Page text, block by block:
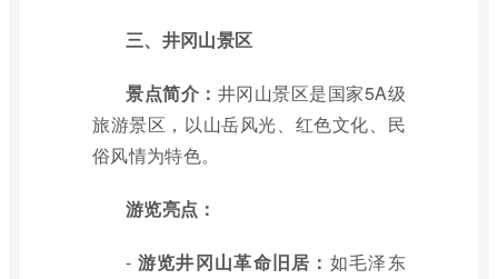
三、井冈山景区
景点简介： 井冈山景区是国家5A级
旅游景区，以山岳风光、红色文化、民
俗风情为特色。
游览亮点：
- 游览井冈山革命旧居： 如毛泽东